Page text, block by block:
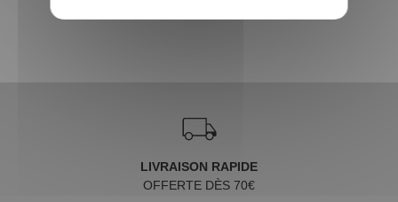
LIVRAISON RAPIDE
OFFERTE DÈS 70€